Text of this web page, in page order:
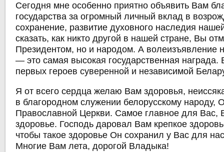
Сегодня мне особенно приятно объявить Вам
государства за огромный личный вклад в
сохранение, развитие духовного наследия
сказать, как никто другой в нашей стране, Вы
Президентом, но и народом. А волеизъявление
— это самая высокая государственная
первых героев суверенной и независимой
Я от всего сердца желаю Вам здоровья,
в благородном служении белорусскому народу,
Православной Церкви. Самое главное для Вас,
здоровье. Господь даровал Вам крепкое
чтобы такое здоровье Он сохранил у Вас для
Многие Вам лета, дорогой Владыка!